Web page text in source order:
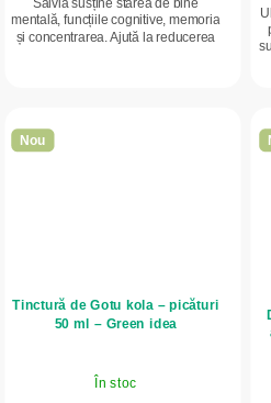
Salvia susține starea de bine
mentală, funcțiile cognitive, memoria
și concentrarea. Ajută la reducerea
Nou
Tinctură de Gotu kola – picături
50 ml – Green idea
În stoc